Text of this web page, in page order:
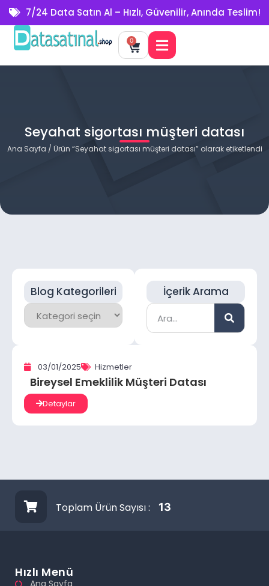
7/24 Data Satın Al – Hızlı, Güvenilir, Anında Teslim!
0
Seyahat sigortası müşteri datası
Ana Sayfa / Ürün “Seyahat sigortası müşteri datası” olarak etiketlendi
Blog Kategorileri İçerik Arama
03/01/2025 Hizmetler
Bireysel Emeklilik Müşteri Datası
Detaylar
Toplam Ürün Sayısı : 13
Hızlı Menü
Ana Sayfa